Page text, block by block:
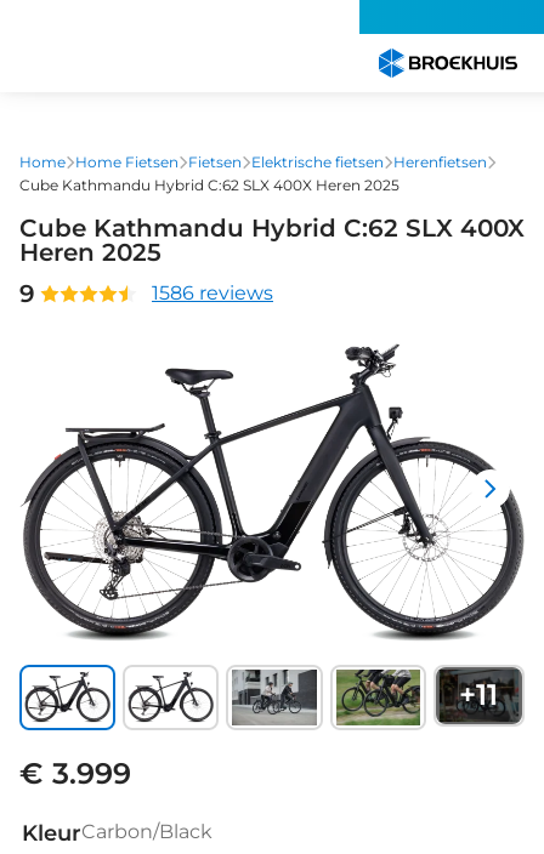
gaan
Home Home Fietsen Fietsen Elektrische fietsen
Herenfietsen
Cube Kathmandu Hybrid C:62 SLX 400X Heren 2025
Cube Kathmandu Hybrid C:62 SLX 400X
Heren 2025
9
1586 reviews
+11
€ 3.999
KleurCarbon/Black